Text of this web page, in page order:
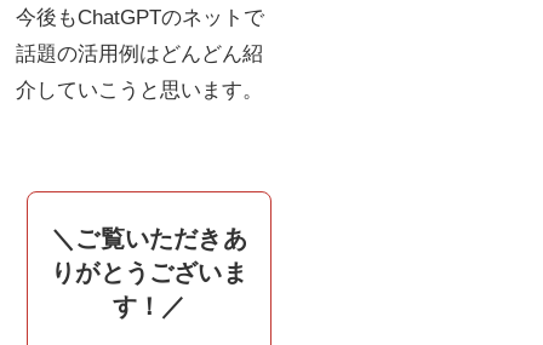
今後もChatGPTのネットで
話題の活用例はどんどん紹
介していこうと思います。
＼ご覧いただきあ
りがとうございま
す！／